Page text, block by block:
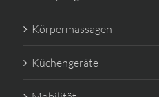
Körpermassagen
Küchengeräte